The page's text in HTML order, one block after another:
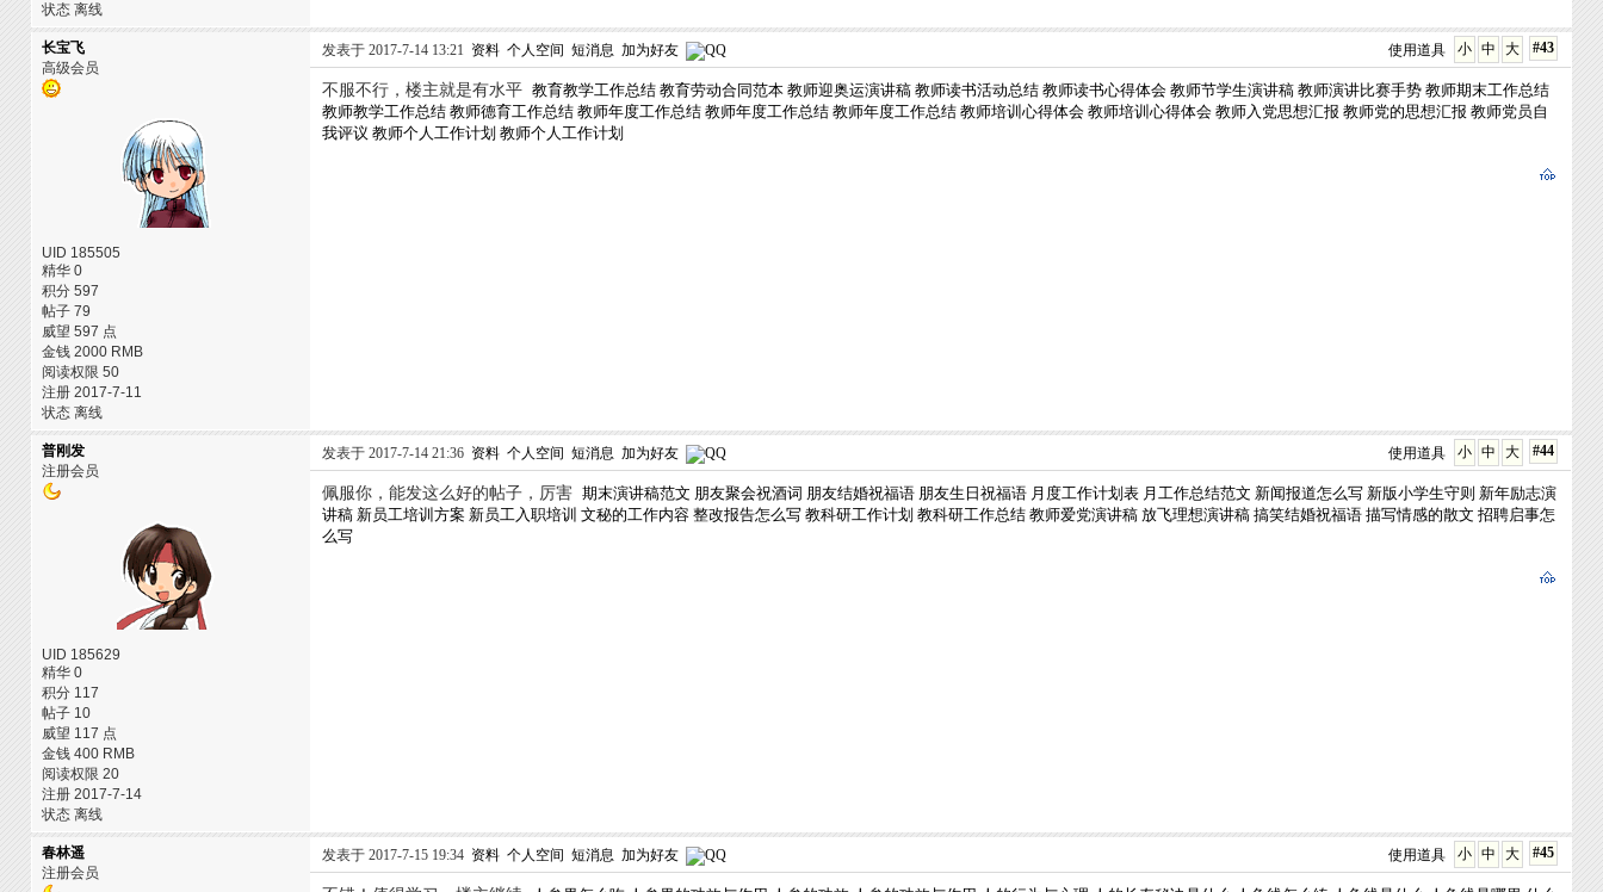
状态 离线
长宝飞
高级会员
UID 185505
精华 0
积分 597
帖子 79
威望 597 点
金钱 2000 RMB
阅读权限 50
注册 2017-7-11
状态 离线
#43
大
中
小
使用道具
发表于 2017-7-14 13:21 资料 个人空间 短消息 加为好友
不服不行，楼主就是有水平 教育教学工作总结 教育劳动合同范本 教师迎奥运演讲稿 教师读书活动总结 教师读书心得体会 教师节学生演讲稿 教师演讲比赛手势 教师期末工作总结
教师教学工作总结 教师德育工作总结 教师年度工作总结 教师年度工作总结 教师年度工作总结 教师培训心得体会 教师培训心得体会 教师入党思想汇报 教师党的思想汇报 教师党员自
我评议 教师个人工作计划 教师个人工作计划
普刚发
注册会员
UID 185629
精华 0
积分 117
帖子 10
威望 117 点
金钱 400 RMB
阅读权限 20
注册 2017-7-14
状态 离线
#44
大
中
小
使用道具
发表于 2017-7-14 21:36 资料 个人空间 短消息 加为好友
佩服你，能发这么好的帖子，厉害 期末演讲稿范文 朋友聚会祝酒词 朋友结婚祝福语 朋友生日祝福语 月度工作计划表 月工作总结范文 新闻报道怎么写 新版小学生守则 新年励志演
讲稿 新员工培训方案 新员工入职培训 文秘的工作内容 整改报告怎么写 教科研工作计划 教科研工作总结 教师爱党演讲稿 放飞理想演讲稿 搞笑结婚祝福语 描写情感的散文 招聘启事怎
么写
春林遥
注册会员
#45
大
中
小
使用道具
发表于 2017-7-15 19:34 资料 个人空间 短消息 加为好友